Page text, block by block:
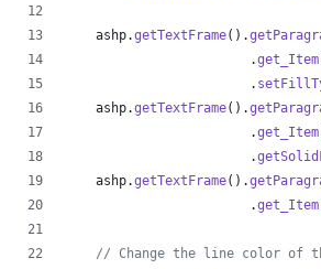
ashp.getTextFrame().
                        .
get_Item
                        .
ashp.getTextFrame().
                        .
get_Item
                        .
ashp.getTextFrame().
                        .
get_Item
// Change the line color of